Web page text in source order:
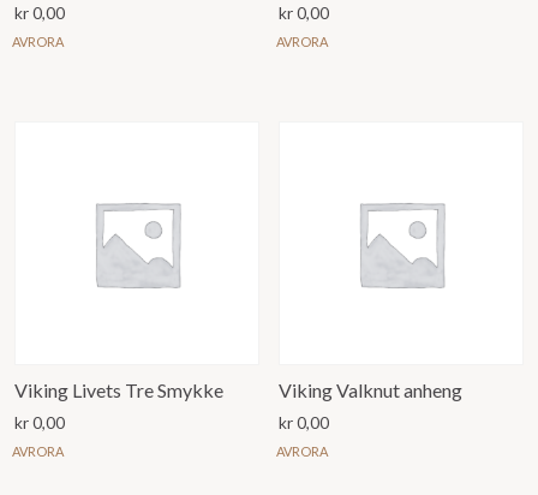
kr0,00
AVRORA
kr0,00
AVRORA
Viking Livets Tre Smykke
kr0,00
AVRORA
Viking Valknut anheng
kr0,00
AVRORA